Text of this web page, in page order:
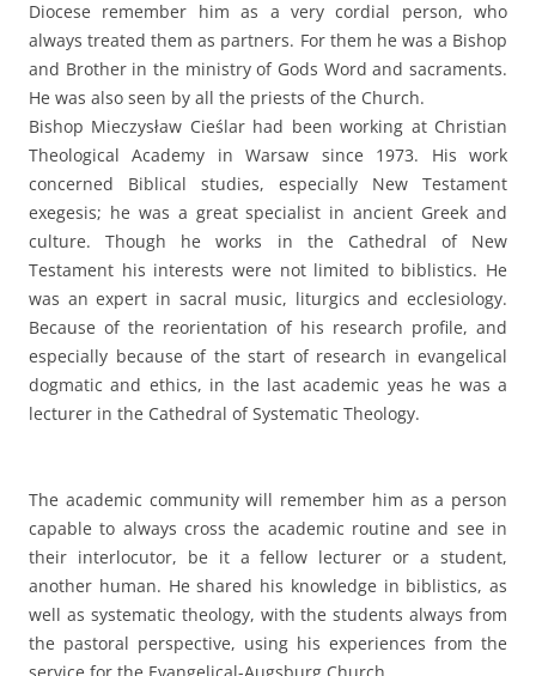
Diocese remember him as a very cordial person, who
always treated them as partners. For them he was a Bishop
and Brother in the ministry of Gods Word and sacraments.
He was also seen by all the priests of the Church.
Bishop Mieczysław Cieślar had been working at Christian
Theological Academy in Warsaw since 1973. His work
concerned Biblical studies, especially New Testament
exegesis; he was a great specialist in ancient Greek and
culture. Though he works in the Cathedral of New
Testament his interests were not limited to biblistics. He
was an expert in sacral music, liturgics and ecclesiology.
Because of the reorientation of his research profile, and
especially because of the start of research in evangelical
dogmatic and ethics, in the last academic yeas he was a
lecturer in the Cathedral of Systematic Theology.
The academic community will remember him as a person
capable to always cross the academic routine and see in
their interlocutor, be it a fellow lecturer or a student,
another human. He shared his knowledge in biblistics, as
well as systematic theology, with the students always from
the pastoral perspective, using his experiences from the